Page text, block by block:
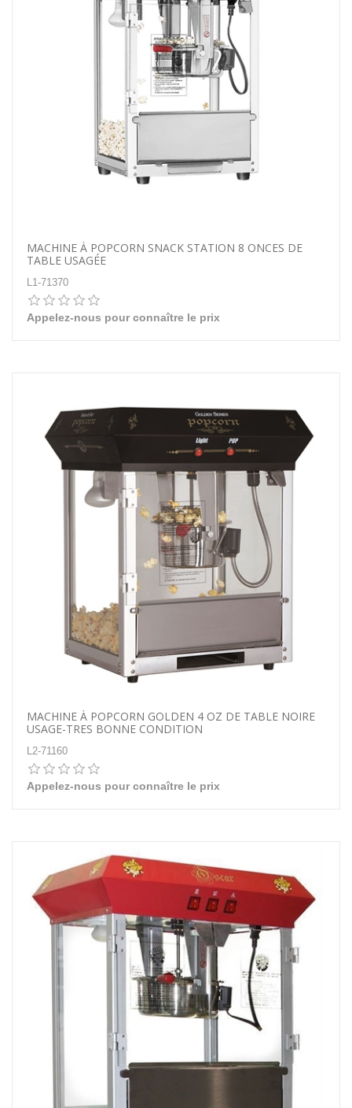
MACHINE À POPCORN SNACK STATION 8 ONCES DE
TABLE USAGÉE
L1-71370
Appelez-nous pour connaître le prix
MACHINE À POPCORN GOLDEN 4 OZ DE TABLE NOIRE
USAGE-TRES BONNE CONDITION
L2-71160
Appelez-nous pour connaître le prix